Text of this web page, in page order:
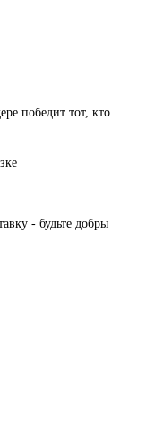
победит тот, кто
- будьте добры